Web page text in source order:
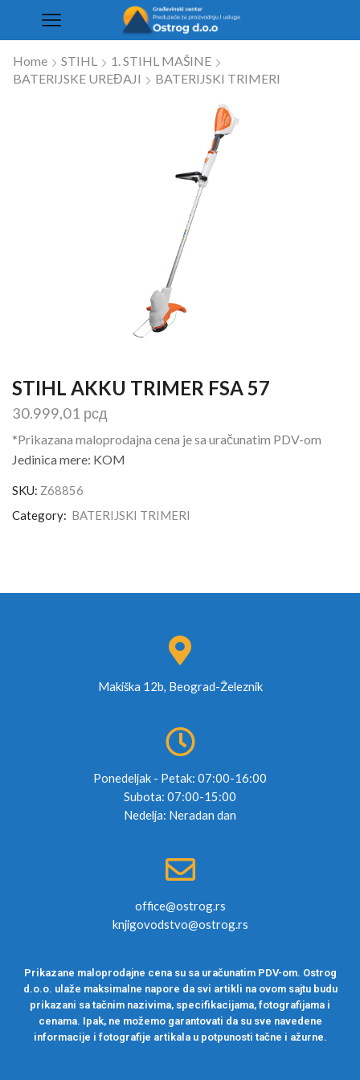
Home STIHL
1. STIHL MAŠINE
BATERIJSKE UREĐAJI
BATERIJSKI TRIMERI
STIHL AKKU TRIMER FSA 57
30.999,01 рсд
*Prikazana maloprodajna cena je sa uračunatim PDV-om
Jedinica mere: KOM
SKU: Z68856
Category: BATERIJSKI TRIMERI
Makiška 12b, Beograd-Železnik
Ponedeljak - Petak: 07:00-16:00
Subota: 07:00-15:00
Nedelja: Neradan dan
office@ostrog.rs
knjigovodstvo@ostrog.rs
Prikazane maloprodajne cena su sa uračunatim PDV-om. Ostrog
d.o.o. ulaže maksimalne napore da svi artikli na ovom sajtu budu
prikazani sa tačnim nazivima, specifikacijama, fotografijama i
cenama. Ipak, ne možemo garantovati da su sve navedene
informacije i fotografije artikala u potpunosti tačne i ažurne.